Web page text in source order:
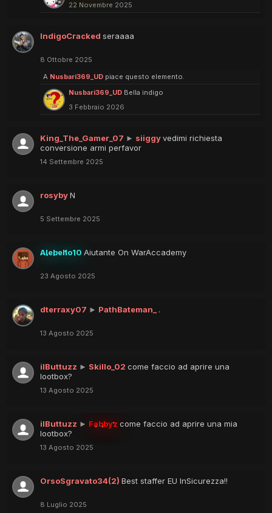
22 Novembre 2025
IndigoCracked seraaaa
8 Ottobre 2025
A Nusbari369_UD piace questo elemento.
Nusbari369_UD Bella indigo
3 Febbraio 2026
King_The_Gamer_07 ► siiggyvedimi richiesta
conversione armi perfavor
14 Settembre 2025
rosybyN
5 Settembre 2025
Alebello10 Aiutante On WarAccademy
23 Agosto 2025
dterraxy07 ► PathBateman_ .
13 Agosto 2025
ilButtuzz ► Skillo_02 come faccio ad aprire una
lootbox?
13 Agosto 2025
ilButtuzz ► Fabbyz come faccio ad aprire una mia
lootbox?
13 Agosto 2025
OrsoSgravato34(2) Best staffer EU InSicurezza!!
8 Luglio 2025